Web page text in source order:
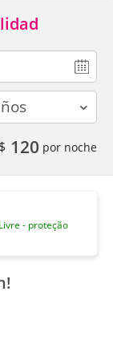
120 por noche
- proteção